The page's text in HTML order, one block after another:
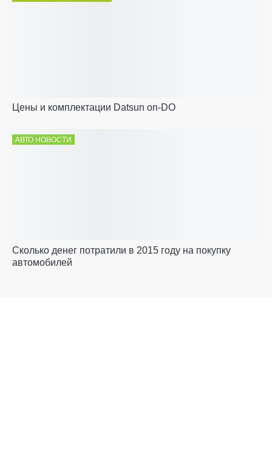
Цены и комплектации Datsun on-DO
АВТО НОВОСТИ
Сколько денег потратили в 2015 году на покупку
автомобилей